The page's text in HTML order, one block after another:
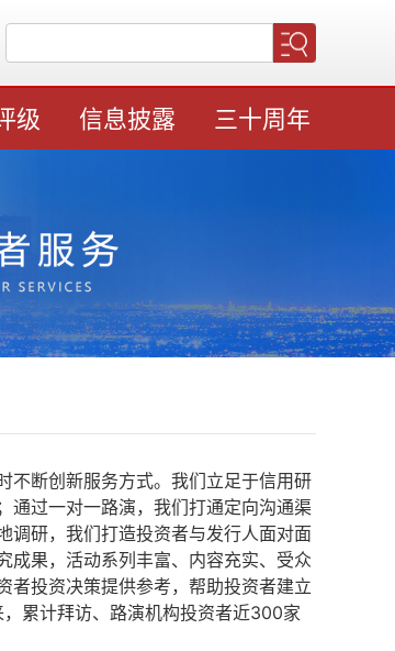
级 信息披露 三十周年
不断创新服务方式。我们立足于信用研
通过一对一路演，我们打通定向沟通渠
调研，我们打造投资者与发行人面对面
成果，活动系列丰富、内容充实、受众
者投资决策提供参考，帮助投资者建立
累计拜访、路演机构投资者近300家